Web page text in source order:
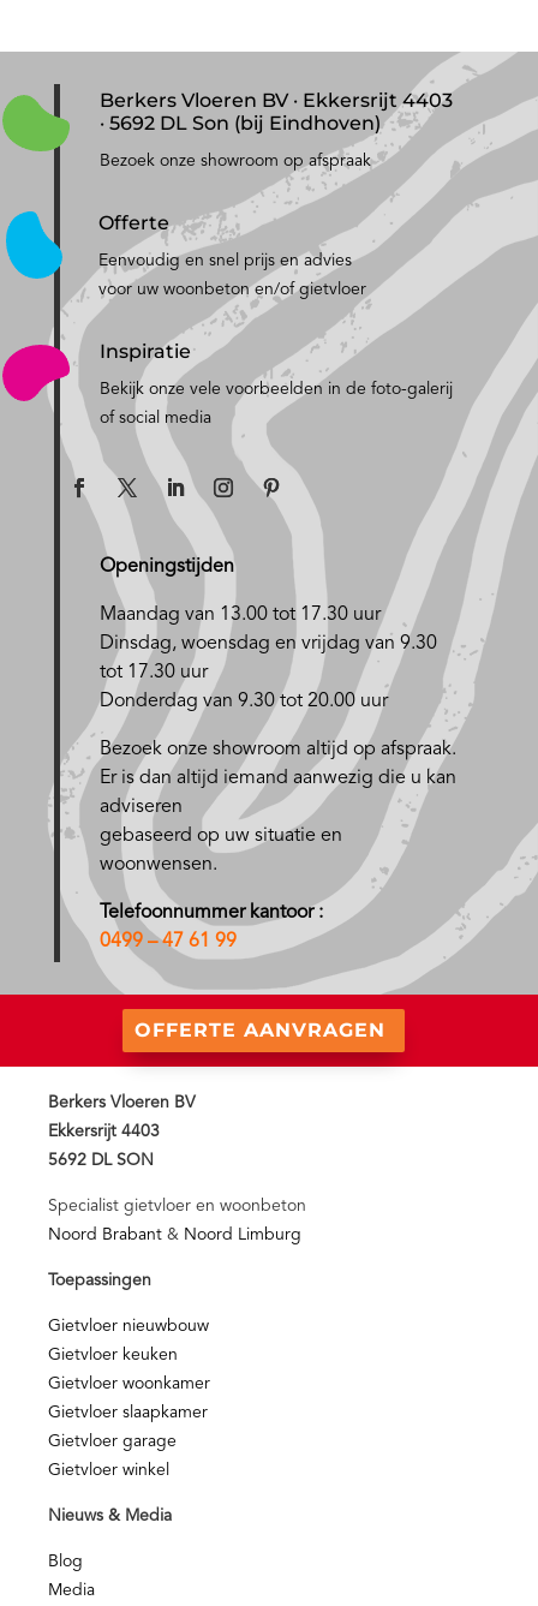
Berkers Vloeren BV · Ekkersrijt 4403
· 5692 DL Son (bij Eindhoven)
Bezoek onze showroom op afspraak
Offerte
Eenvoudig en snel prijs en advies
voor uw woonbeton en/of gietvloer
Inspiratie
Bekijk onze vele voorbeelden in de foto-galerij
of social media
Openingstijden
Maandag van 13.00 tot 17.30 uur
Dinsdag, woensdag en vrijdag van 9.30
tot 17.30 uur
Donderdag van 9.30 tot 20.00 uur
Bezoek onze showroom altijd op afspraak.
Er is dan altijd iemand aanwezig die u kan
adviseren
gebaseerd op uw situatie en
woonwensen.
Telefoonnummer kantoor :
0499 – 47 61 99
OFFERTE AANVRAGEN
Berkers Vloeren BV
Ekkersrijt 4403
5692 DL SON
Specialist gietvloer en woonbeton
Noord Brabant & Noord Limburg
Toepassingen
Gietvloer nieuwbouw
Gietvloer keuken
Gietvloer woonkamer
Gietvloer slaapkamer
Gietvloer garage
Gietvloer winkel
Nieuws & Media
Blog
Media